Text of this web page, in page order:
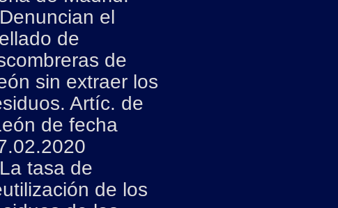
Denuncian el
de
de
sin extraer los
Artíc. de
de fecha
La tasa de
de los